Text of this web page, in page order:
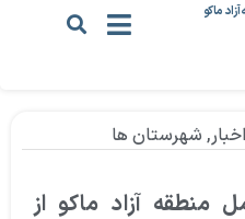
ماکو
اخبار, شهرستان ها
منطقه آزاد ماکو از